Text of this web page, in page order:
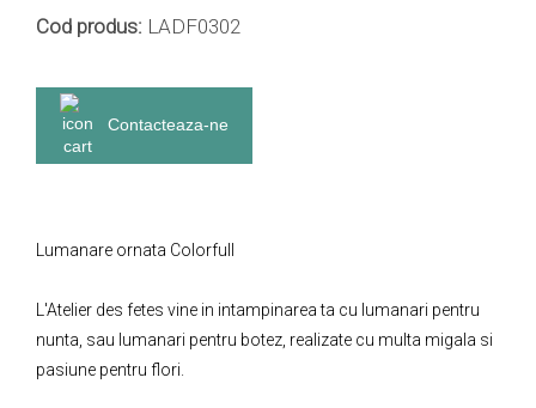
Cod produs: LADF0302
Contacteaza-ne
Lumanare ornata Colorfull
L'Atelier des fetes vine in intampinarea ta cu lumanari pentru
nunta, sau lumanari pentru botez, realizate cu multa migala si
pasiune pentru flori.